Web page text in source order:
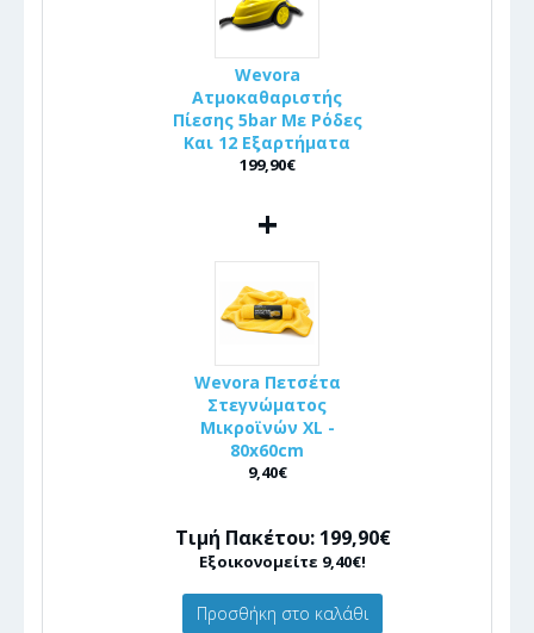
Wevora
Ατμοκαθαριστής
Πίεσης 5bar Με Ρόδες
Και 12 Εξαρτήματα
199,90€
+
Wevora Πετσέτα
Στεγνώματος
Μικροϊνών XL -
80x60cm
9,40€
Τιμή Πακέτου: 199,90€
Εξοικονομείτε 9,40€!
Προσθήκη στο καλάθι